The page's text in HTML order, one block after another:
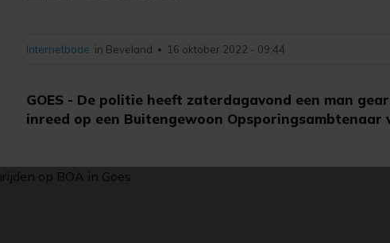
GOES - De politie heeft zaterdagavond een man
inreed op een Buitengewoon Opsporingsambtenaar
Internetbode in Beveland • 16 oktober 2022 - 09:44